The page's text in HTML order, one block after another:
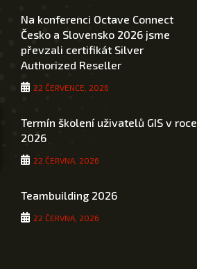
Na konferenci Octave Connect
Česko a Slovensko 2026 jsme
převzali certifikát Silver
Authorized Reseller
22 ČERVENCE, 2026
Termín školení uživatelů GIS v roce
2026
22 ČERVNA, 2026
Teambuilding 2026
22 ČERVNA, 2026